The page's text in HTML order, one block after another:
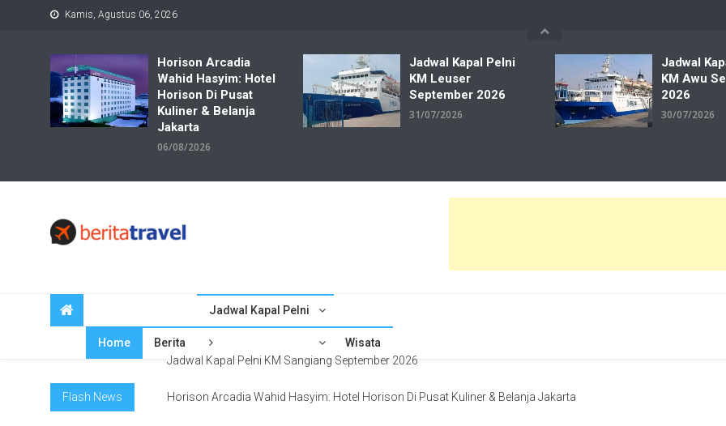
Kamis, Agustus 06, 2026
Horison Arcadia
Wahid Hasyim: Hotel
Horison Di Pusat
Kuliner & Belanja
Jakarta
06/08/2026
Jadwal Kapal Pelni
KM Leuser
September 2026
31/07/2026
Jadwal
KM Awu
2026
30/07/2026
Home Berita
Jadwal Kapal Pelni
Wisata
Flash News
Jadwal Kapal Pelni KM Sangiang September 2026
Horison Arcadia Wahid Hasyim: Hotel Horison Di Pusat Kuliner & Belanja Jakarta